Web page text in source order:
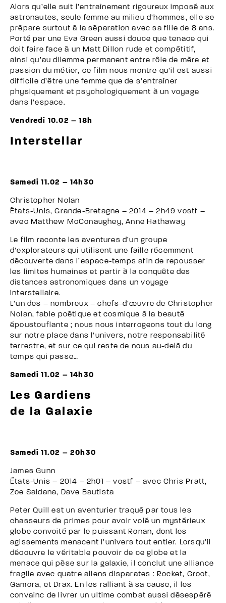
Alors qu’elle suit l’entraînement rigoureux imposé aux
astronautes, seule femme au milieu d’hommes, elle se
prépare surtout à la séparation avec sa fille de 8 ans.
Porté par une Eva Green aussi douce que tenace qui
doit faire face à un Matt Dillon rude et compétitif,
ainsi qu’au dilemme permanent entre rôle de mère et
passion du métier, ce film nous montre qu’il est aussi
difficile d’être une femme que de s’entraîner
physiquement et psychologiquement à un voyage
dans l’espace.
Vendredi 10.02 – 18h
Interstellar
Samedi 11.02 – 14h30
Christopher Nolan
États-Unis, Grande-Bretagne – 2014 – 2h49 vostf –
avec Matthew McConaughey, Anne Hathaway
Le film raconte les aventures d’un groupe
d’explorateurs qui utilisent une faille récemment
découverte dans l’espace-temps afin de repousser
les limites humaines et partir à la conquête des
distances astronomiques dans un voyage
interstellaire.
L’un des – nombreux – chefs-d’œuvre de Christopher
Nolan, fable poétique et cosmique à la beauté
époustouflante ; nous nous interrogeons tout du long
sur notre place dans l’univers, notre responsabilité
terrestre, et sur ce qui reste de nous au-delà du
temps qui passe…
Samedi 11.02 – 14h30
Les Gardiens
de la Galaxie
Samedi 11.02 – 20h30
James Gunn
États-Unis – 2014 – 2h01 – vostf – avec Chris Pratt,
Zoe Saldana, Dave Bautista
Peter Quill est un aventurier traqué par tous les
chasseurs de primes pour avoir volé un mystérieux
globe convoité par le puissant Ronan, dont les
agissements menacent l’univers tout entier. Lorsqu’il
découvre le véritable pouvoir de ce globe et la
menace qui pèse sur la galaxie, il conclut une alliance
fragile avec quatre aliens disparates : Rocket, Groot,
Gamora, et Drax. En les ralliant à sa cause, il les
convainc de livrer un ultime combat aussi désespéré